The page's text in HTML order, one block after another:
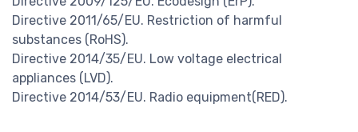
Directive 2011/65/EU. Restriction of harmful
substances (RoHS).
Directive 2014/35/EU. Low voltage electrical
appliances (LVD).
Directive 2014/53/EU. Radio equipment(RED).